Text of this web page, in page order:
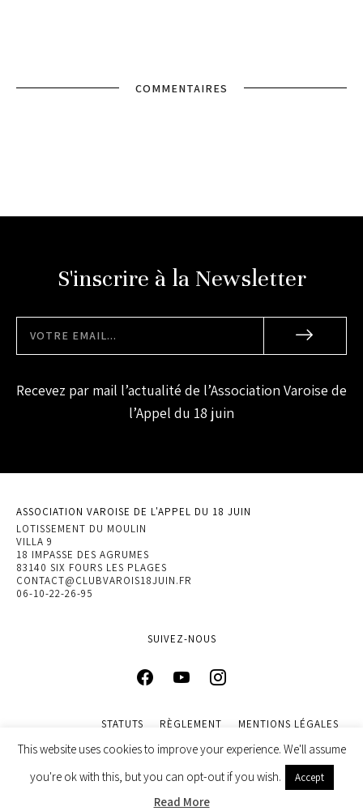
COMMENTAIRES
S'inscrire à la Newsletter
Recevez par mail l’actualité de l’Association Varoise de
l’Appel du 18 juin
ASSOCIATION VAROISE DE L'APPEL DU 18 JUIN
LOTISSEMENT DU MOULIN
VILLA 9
18 IMPASSE DES AGRUMES
83140 SIX FOURS LES PLAGES
CONTACT@CLUBVAROIS18JUIN.FR
06-10-22-26-95
SUIVEZ-NOUS
STATUTS RÈGLEMENT
MENTIONS LÉGALES
© 2022 ASSOCIATION VAROISE DE L’APPEL DU 18 JUIN. DESIGN
BYINGENIEWEB
This website uses cookies to improve your experience. We'll assume
you're ok with this, but you can opt-out if you wish.
Accept
Read More